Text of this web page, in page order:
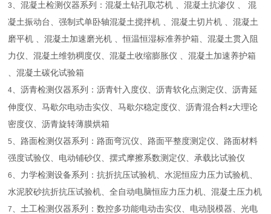
3、混凝土检测仪器系列：混凝土钻孔取芯机 、混凝土抗渗仪 、 混
凝土振动台、强制式单卧轴混凝土搅拌机 、混凝土切片机 、混凝土
磨平机 、混凝土加速磨光机 、恒温恒湿标准养护箱、混凝土贯入阻
力仪、混凝土维勃稠度仪、混凝土收缩膨胀仪 、混凝土加速养护箱
、混凝土碳化试验箱
4、沥青检测仪器系列：沥青针入度仪、沥青软化点测定仪、沥青延
伸度仪、马歇尔电动击实仪、马歇尔稳定度仪、沥青混合料z大理论
密度仪、沥青旋转薄膜烘箱
5、路面检测仪器系列：路面弯沉仪、路面平整度测定仪、路面材料
强度试验仪、电动铺砂仪、摆式摩擦系数测定仪、承载比试验仪
6、力学检测设备系列：抗折抗压试验机、水泥恒应力压力试验机、
水泥胶砂抗折抗压试验机、全自动电脑恒应力压力机、混凝土压力机
7、土工检测仪器系列：数控多功能电动击实仪、电动脱模器、光电